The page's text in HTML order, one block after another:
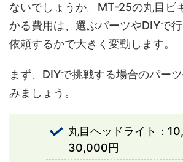
ないでしょうか。MT-25の丸目ビ
かる費用は、選ぶパーツやDIYで
依頼するかで大きく変動します。
まず、DIYで挑戦する場合のパー
みましょう。
丸目ヘッドライト：
30,000円